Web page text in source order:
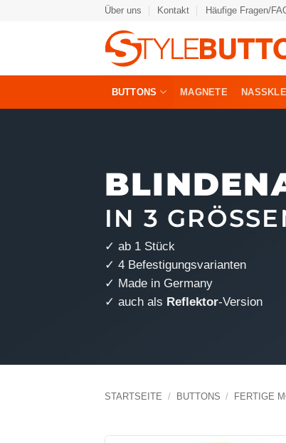
Über uns Kontakt Häufige Fragen/
BUTTONS MAGNETE
IN 3
✓ ab 1 Stück
✓ 4 Befestigungsvarianten
✓ Made in Germany
✓ auch als Reflektor-Version
STARTSEITE / BUTTONS / FERTIGE